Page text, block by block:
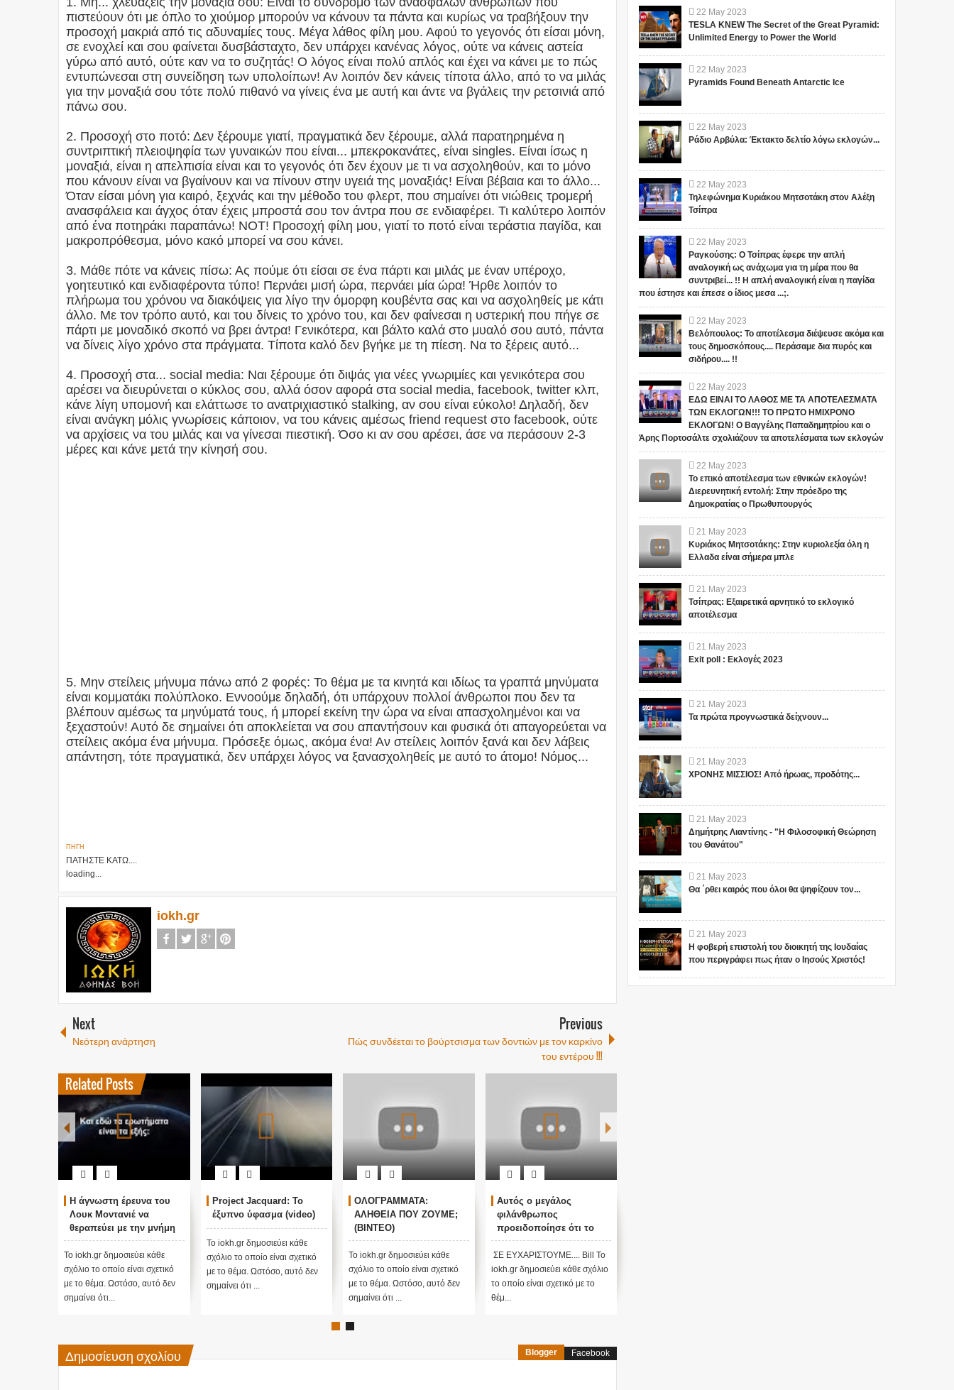
πιστεύουν ότι με όπλο το χιούμορ μπορούν να κάνουν τα πάντα και κυρίως να τραβήξουν την
προσοχή μακριά από τις αδυναμίες τους. Μέγα λάθος φίλη μου. Αφού το γεγονός ότι είσαι μόνη,
σε ενοχλεί και σου φαίνεται δυσβάσταχτο, δεν υπάρχει κανένας λόγος, ούτε να κάνεις αστεία
γύρω από αυτό, ούτε καν να το συζητάς! Ο λόγος είναι πολύ απλός και έχει να κάνει με το πώς
εντυπώνεσαι στη συνείδηση των υπολοίπων! Αν λοιπόν δεν κάνεις τίποτα άλλο, από το να μιλάς
για την μοναξιά σου τότε πολύ πιθανό να γίνεις ένα με αυτή και άντε να βγάλεις την ρετσινιά από
πάνω σου.
2. Προσοχή στο ποτό: Δεν ξέρουμε γιατί, πραγματικά δεν ξέρουμε, αλλά παρατηρημένα η
συντριπτική πλειοψηφία των γυναικών που είναι... μπεκροκανάτες, είναι singles. Είναι ίσως η
μοναξιά, είναι η απελπισία είναι και το γεγονός ότι δεν έχουν με τι να ασχοληθούν, και το μόνο
που κάνουν είναι να βγαίνουν και να πίνουν στην υγειά της μοναξιάς! Είναι βέβαια και το άλλο...
Όταν είσαι μόνη για καιρό, ξεχνάς και την μέθοδο του φλερτ, που σημαίνει ότι νιώθεις τρομερή
ανασφάλεια και άγχος όταν έχεις μπροστά σου τον άντρα που σε ενδιαφέρει. Τι καλύτερο λοιπόν
από ένα ποτηράκι παραπάνω! NOT! Προσοχή φίλη μου, γιατί το ποτό είναι τεράστια παγίδα, και
μακροπρόθεσμα, μόνο κακό μπορεί να σου κάνει.
3. Μάθε πότε να κάνεις πίσω: Ας πούμε ότι είσαι σε ένα πάρτι και μιλάς με έναν υπέροχο,
γοητευτικό και ενδιαφέροντα τύπο! Περνάει μισή ώρα, περνάει μία ώρα! Ήρθε λοιπόν το
πλήρωμα του χρόνου να διακόψεις για λίγο την όμορφη κουβέντα σας και να ασχοληθείς με κάτι
άλλο. Με τον τρόπο αυτό, και του δίνεις το χρόνο του, και δεν φαίνεσαι η υστερική που πήγε σε
πάρτι με μοναδικό σκοπό να βρει άντρα! Γενικότερα, και βάλτο καλά στο μυαλό σου αυτό, πάντα
να δίνεις λίγο χρόνο στα πράγματα. Τίποτα καλό δεν βγήκε με τη πίεση. Να το ξέρεις αυτό...
4. Προσοχή στα... social media: Ναι ξέρουμε ότι διψάς για νέες γνωριμίες και γενικότερα σου
αρέσει να διευρύνεται ο κύκλος σου, αλλά όσον αφορά στα social media, facebook, twitter κλπ,
κάνε λίγη υπομονή και ελάττωσε το ανατριχιαστικό stalking, αν σου είναι εύκολο! Δηλαδή, δεν
είναι ανάγκη μόλις γνωρίσεις κάποιον, να του κάνεις αμέσως friend request στο facebook, ούτε
να αρχίσεις να του μιλάς και να γίνεσαι πιεστική. Όσο κι αν σου αρέσει, άσε να περάσουν 2-3
μέρες και κάνε μετά την κίνησή σου.
5. Μην στείλεις μήνυμα πάνω από 2 φορές: Το θέμα με τα κινητά και ιδίως τα γραπτά μηνύματα
είναι κομματάκι πολύπλοκο. Εννοούμε δηλαδή, ότι υπάρχουν πολλοί άνθρωποι που δεν τα
βλέπουν αμέσως τα μηνύματά τους, ή μπορεί εκείνη την ώρα να είναι απασχολημένοι και να
ξεχαστούν! Αυτό δε σημαίνει ότι αποκλείεται να σου απαντήσουν και φυσικά ότι απαγορεύεται να
στείλεις ακόμα ένα μήνυμα. Πρόσεξε όμως, ακόμα ένα! Αν στείλεις λοιπόν ξανά και δεν λάβεις
απάντηση, τότε πραγματικά, δεν υπάρχει λόγος να ξανασχοληθείς με αυτό το άτομο! Νόμος...
ΠΗΓΗ
ΠΑΤΗΣΤΕ ΚΑΤΩ....
loading...
iokh.gr
Next
Νεότερη ανάρτηση
Previous
Πώς συνδέεται το βούρτσισμα των δοντιών με τον καρκίνο
του εντέρου !!!
Related Posts
Η άγνωστη έρευνα του
Λουκ Μοντανιέ να
θεραπεύει με την μνήμη
του νερού
Το iokh.gr δημοσιεύει κάθε
σχόλιο το οποίο είναι σχετικό
με το θέμα. Ωστόσο, αυτό δεν
σημαίνει ότι...
Project Jacquard: Το
έξυπνο ύφασμα (video)
Το iokh.gr δημοσιεύει κάθε
σχόλιο το οποίο είναι σχετικό
με το θέμα. Ωστόσο, αυτό δεν
σημαίνει ότι ...
ΟΛΟΓΡΑΜΜΑΤΑ:
ΑΛΗΘΕΙΑ ΠΟΥ ΖΟΥΜΕ;
(ΒΙΝΤΕΟ)
Το iokh.gr δημοσιεύει κάθε
σχόλιο το οποίο είναι σχετικό
με το θέμα. Ωστόσο, αυτό δεν
σημαίνει ότι ...
Αυτός ο μεγάλος
φιλάνθρωπος
προειδοποίησε ότι το
χειρότερο κύμα έρχεται
τώρα με την μετάλλαξη
όμικρον ....
ΣΕ ΕΥΧΑΡΙΣΤΟΥΜΕ.... Bill Το
iokh.gr δημοσιεύει κάθε σχόλιο
το οποίο είναι σχετικό με το
ήλιου»: Experimental
Advanced
Superconducting
Tokamak
Οι Κινέζοι επιστήμονες λέγεται
ότι χτίζουν έναν νέο «τεχνητό
ήλιο», που ονομάζεται
Δημοσίευση σχολίου Blogger Facebook
22 May 2023
TESLA KNEW The Secret of the Great Pyramid:
Unlimited Energy to Power the World
22 May 2023
Pyramids Found Beneath Antarctic Ice
22 May 2023
Ράδιο Αρβύλα: Έκτακτο δελτίο λόγω εκλογών...
22 May 2023
Τηλεφώνημα Κυριάκου Μητσοτάκη στον Αλέξη
Τσίπρα
22 May 2023
Ραγκούσης: Ο Τσίπρας έφερε την απλή
αναλογική ως ανάχωμα για τη μέρα που θα
συντριβεί... !! Η απλή αναλογική είναι η παγίδα
που έστησε και έπεσε ο ίδιος μεσα ...;.
22 May 2023
Βελόπουλος: Το αποτέλεσμα διέψευσε ακόμα και
τους δημοσκόπους.... Περάσαμε δια πυρός και
σιδήρου.... !!
22 May 2023
ΕΔΩ ΕΙΝΑΙ ΤΟ ΛΑΘΟΣ ΜΕ ΤΑ ΑΠΟΤΕΛΕΣΜΑΤΑ
ΤΩΝ ΕΚΛΟΓΩΝ!!! ΤΟ ΠΡΩΤΟ ΗΜΙΧΡΟΝΟ
ΕΚΛΟΓΩΝ! Ο Βαγγέλης Παπαδημητρίου και ο
Άρης Πορτοσάλτε σχολιάζουν τα αποτελέσματα των εκλογών
22 May 2023
Το επικό αποτέλεσμα των εθνικών εκλογών!
Διερευνητική εντολή: Στην πρόεδρο της
Δημοκρατίας ο Πρωθυπουργός
21 May 2023
Κυριάκος Μητσοτάκης: Στην κυριολεξία όλη η
Ελλαδα είναι σήμερα μπλε
21 May 2023
Τσίπρας: Εξαιρετικά αρνητικό το εκλογικό
αποτέλεσμα
21 May 2023
Exit poll : Εκλογές 2023
21 May 2023
Τα πρώτα προγνωστικά δείχνουν...
21 May 2023
ΧΡΟΝΗΣ ΜΙΣΣΙΟΣ! Από ήρωας, προδότης...
21 May 2023
Δημήτρης Λιαντίνης - "Η Φιλοσοφική Θεώρηση
του Θανάτου"
21 May 2023
Θα ΄ρθει καιρός που όλοι θα ψηφίζουν τον...
21 May 2023
Η φοβερή επιστολή του διοικητή της Ιουδαίας
που περιγράφει πως ήταν ο Ιησούς Χριστός!